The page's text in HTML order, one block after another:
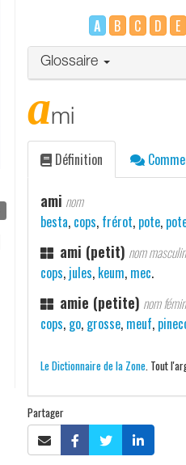
A
B C D E
Glossaire
ami
Définition
ami nom
besta, cops, frérot, pote,
ami (petit) nom masculin
cops, jules, keum, mec.
amie (petite) nom
cops, go, grosse, meuf,
Le Dictionnaire de la Zone. Tout
Partager